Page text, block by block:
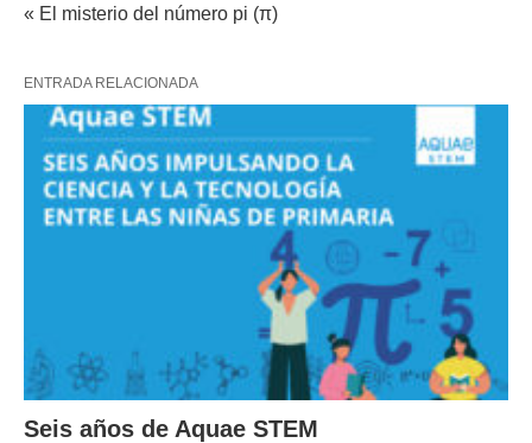
« El misterio del número pi (π)
ENTRADA RELACIONADA
Seis años de Aquae STEM